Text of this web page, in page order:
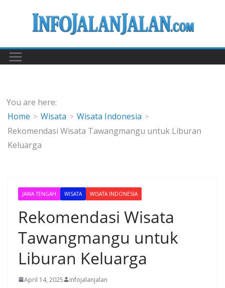
You are here:
Home
Wisata
Wisata Indonesia
Rekomendasi Wisata Tawangmangu untuk Liburan
Keluarga
JAWA TENGAH WISATA WISATA INDONESIA
Rekomendasi Wisata
Tawangmangu untuk
Liburan Keluarga
April 14, 2025 infojalanjalan